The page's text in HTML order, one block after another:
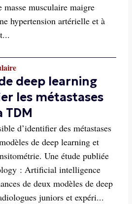
musculaire maigre
hypertension artérielle et à
deep learning
les métastases
TDM
d’identifier des métastases
de deep learning et
Une étude publiée
: Artificial intelligence
de deux modèles de deep
juniors et expéri...